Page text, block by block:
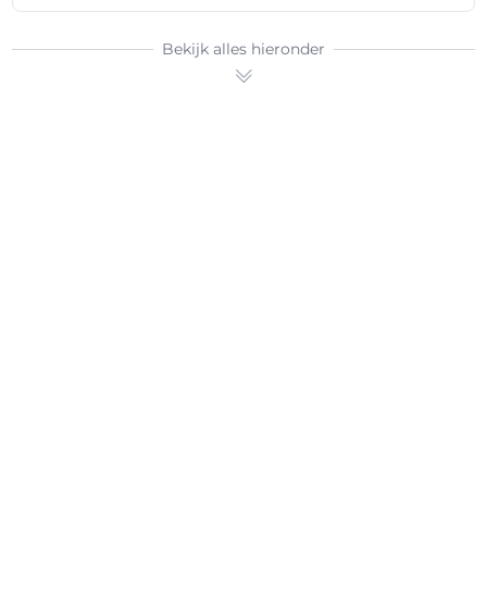
Bekijk alles hieronder